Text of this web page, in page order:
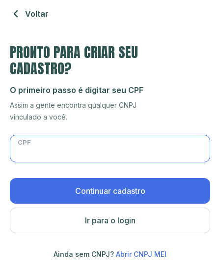
Voltar
PRONTO PARA CRIAR SEU
CADASTRO?
O primeiro passo é digitar seu CPF
Assim a gente encontra qualquer CNPJ
vinculado a você.
CPF
Continuar cadastro
Ir para o login
Ainda sem CNPJ? Abrir CNPJ MEI